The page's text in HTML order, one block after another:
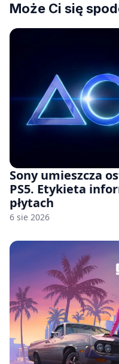
Może Ci się
Sony umieszcza
PS5. Etykieta
płytach
6 sie 2026